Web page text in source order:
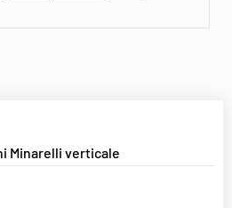
Minarelli verticale